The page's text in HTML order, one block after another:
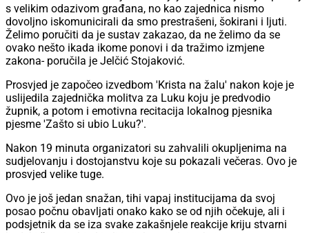
s velikim odazivom građana, no kao zajednica nismo
dovoljno iskomunicirali da smo prestrašeni, šokirani i ljuti.
Želimo poručiti da je sustav zakazao, da ne želimo da se
ovako nešto ikada ikome ponovi i da tražimo izmjene
zakona- poručila je Jelčić Stojaković.
Prosvjed je započeo izvedbom 'Krista na žalu' nakon koje je
uslijedila zajednička molitva za Luku koju je predvodio
župnik, a potom i emotivna recitacija lokalnog pjesnika
pjesme 'Zašto si ubio Luku?'.
Nakon 19 minuta organizatori su zahvalili okupljenima na
sudjelovanju i dostojanstvu koje su pokazali večeras. Ovo je
prosvjed velike tuge.
Ovo je još jedan snažan, tihi vapaj institucijama da svoj
posao počnu obavljati onako kako se od njih očekuje, ali i
podsjetnik da se iza svake zakašnjele reakcije kriju stvarni